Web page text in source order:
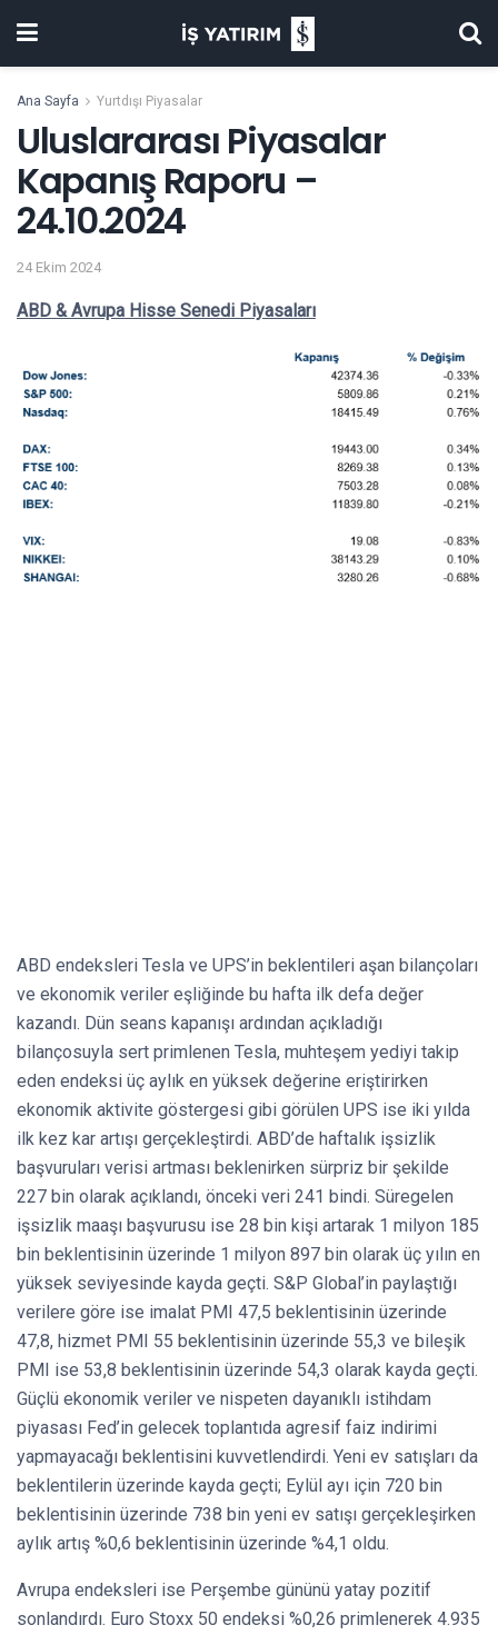
Ana Sayfa Yurtdışı Piyasalar
Uluslararası Piyasalar
Kapanış Raporu –
24.10.2024
24 Ekim 2024
ABD & Avrupa Hisse Senedi Piyasaları
ABD endeksleri Tesla ve UPS’in beklentileri aşan bilançoları
ve ekonomik veriler eşliğinde bu hafta ilk defa değer
kazandı. Dün seans kapanışı ardından açıkladığı
bilançosuyla sert primlenen Tesla, muhteşem yediyi takip
eden endeksi üç aylık en yüksek değerine eriştirirken
ekonomik aktivite göstergesi gibi görülen UPS ise iki yılda
ilk kez kar artışı gerçekleştirdi. ABD’de haftalık işsizlik
başvuruları verisi artması beklenirken sürpriz bir şekilde
227 bin olarak açıklandı, önceki veri 241 bindi. Süregelen
işsizlik maaşı başvurusu ise 28 bin kişi artarak 1 milyon 185
bin beklentisinin üzerinde 1 milyon 897 bin olarak üç yılın en
yüksek seviyesinde kayda geçti. S&P Global’in paylaştığı
verilere göre ise imalat PMI 47,5 beklentisinin üzerinde
47,8, hizmet PMI 55 beklentisinin üzerinde 55,3 ve bileşik
PMI ise 53,8 beklentisinin üzerinde 54,3 olarak kayda geçti.
Güçlü ekonomik veriler ve nispeten dayanıklı istihdam
piyasası Fed’in gelecek toplantıda agresif faiz indirimi
yapmayacağı beklentisini kuvvetlendirdi. Yeni ev satışları da
beklentilerin üzerinde kayda geçti; Eylül ayı için 720 bin
beklentisinin üzerinde 738 bin yeni ev satışı gerçekleşirken
aylık artış %0,6 beklentisinin üzerinde %4,1 oldu.
Avrupa endeksleri ise Perşembe gününü yatay pozitif
sonlandırdı. Euro Stoxx 50 endeksi %0,26 primlenerek 4.935